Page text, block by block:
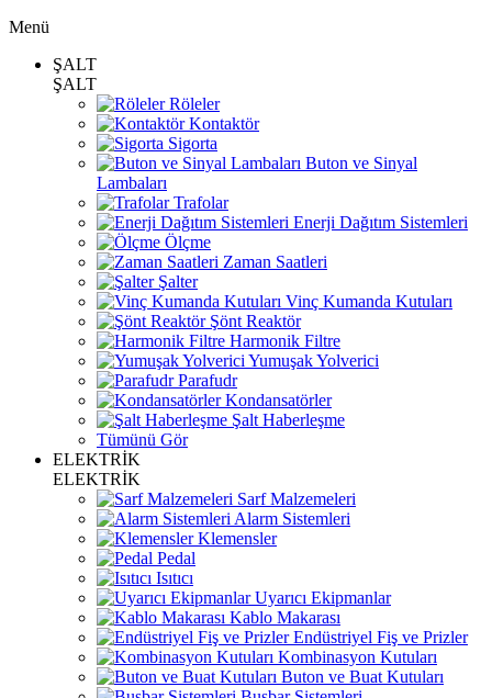
Menü
ŞALT
ŞALT
Röleler
Kontaktör
Sigorta
Buton ve Sinyal
Lambaları
Trafolar
Enerji Dağıtım Sistemleri
Ölçme
Zaman Saatleri
Şalter
Vinç Kumanda Kutuları
Şönt Reaktör
Harmonik Filtre
Yumuşak Yolverici
Parafudr
Kondansatörler
Şalt Haberleşme
Tümünü Gör
ELEKTRİK
ELEKTRİK
Sarf Malzemeleri
Alarm Sistemleri
Klemensler
Pedal
Isıtıcı
Uyarıcı Ekipmanlar
Kablo Makarası
Endüstriyel Fiş ve Prizler
Kombinasyon Kutuları
Buton ve Buat Kutuları